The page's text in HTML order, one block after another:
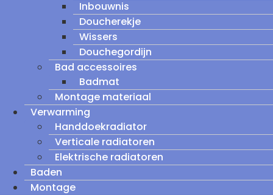
Inbouwnis
Doucherekje
Wissers
Douchegordijn
Bad accessoires
Badmat
Montage materiaal
Verwarming
Handdoekradiator
Verticale radiatoren
Elektrische radiatoren
Baden
Montage